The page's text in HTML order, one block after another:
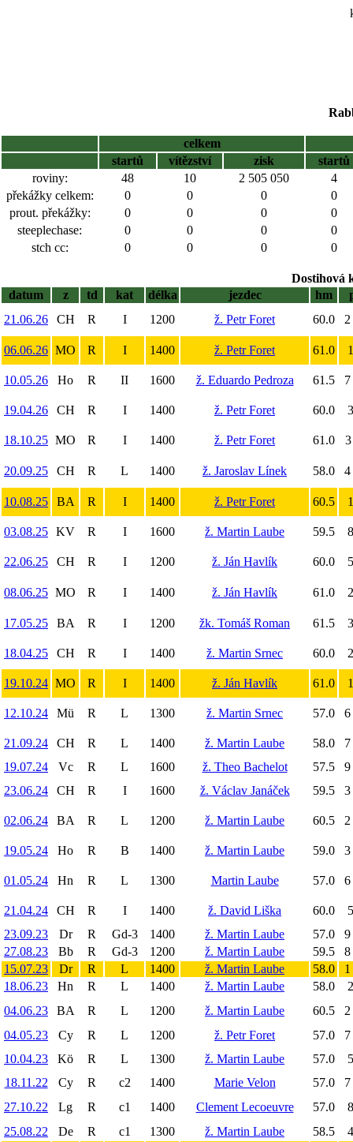
celkem
startů
vítězství zisk
startů
roviny:
48 10 2 505 050
4
překážky celkem:
0 0 0
0
prout. překážky:
0 0 0
0
steeplechase:
0 0 0
0
stch cc:
0 0 0 0
Dostihová
datum
z td kat délka jezdec hm
21.06.26
CH R I 1200 ž. Petr Foret 60.0
06.06.26 MO R I 1400 ž. Petr Foret 61.0
10.05.26 Ho R II 1600 ž. Eduardo Pedroza 61.5
19.04.26 CH R I 1400 ž. Petr Foret 60.0
18.10.25 MO R I 1400 ž. Petr Foret 61.0
20.09.25 CH R L 1400 ž. Jaroslav Línek 58.0 4
10.08.25 BA R I 1400 ž. Petr Foret 60.5
03.08.25 KV R I 1600 ž. Martin Laube 59.5
22.06.25 CH R I 1200 ž. Ján Havlík 60.0
08.06.25 MO R I 1400 ž. Ján Havlík 61.0
17.05.25 BA R I 1200 žk. Tomáš Roman 61.5
18.04.25 CH R I 1400 ž. Martin Srnec 60.0
19.10.24 MO R I 1400 ž. Ján Havlík 61.0
12.10.24 Mü R L 1300 ž. Martin Srnec 57.0 6
21.09.24 CH R L 1400 ž. Martin Laube 58.0
19.07.24
Vc R L 1600 ž. Theo Bachelot 57.5
9
23.06.24
CH R I 1600 ž. Václav Janáček 59.5 3
02.06.24 BA R L 1200 ž. Martin Laube 60.5
19.05.24 Ho R B 1400 ž. Martin Laube 59.0 3
01.05.24 Hn R L 1300 Martin Laube 57.0 6
21.04.24 CH R I 1400 ž. David Liška 60.0
23.09.23
Dr R Gd-3 1400 ž. Martin Laube 57.0
9
27.08.23
Bb R Gd-3 1200 ž. Martin Laube 59.5
8
15.07.23
Dr R L 1400 ž. Martin Laube 58.0
18.06.23
Hn R L 1400 ž. Martin Laube 58.0
04.06.23
BA R L 1200 ž. Martin Laube 60.5
04.05.23
Cy R L 1200 ž. Petr Foret 57.0
10.04.23
Kö R L 1300 ž. Martin Laube 57.0
18.11.22
Cy R c2 1400 Marie Velon 57.0
27.10.22
Lg R c1 1400 Clement Lecoeuvre 57.0
25.08.22
De R c1 1300 ž. Martin Laube 58.5